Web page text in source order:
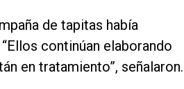
de tapitas había
continúan elaborando
en tratamiento”, señalaron.